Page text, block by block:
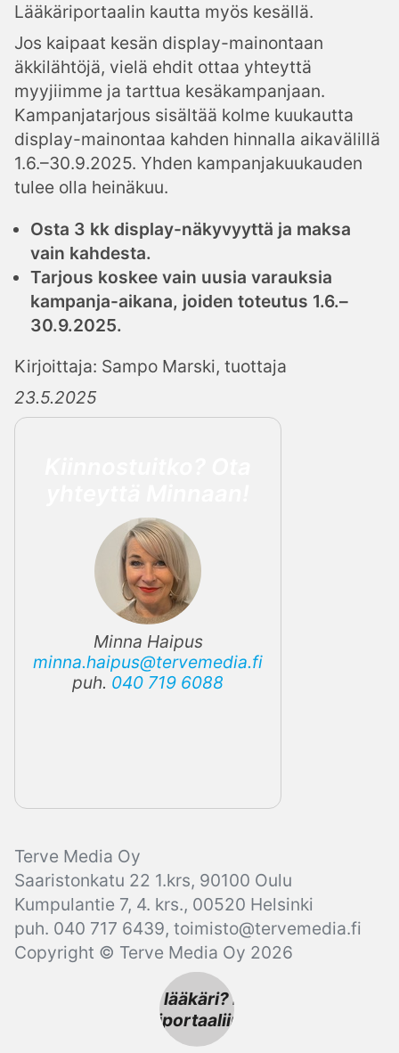
Lääkäriportaalin kautta myös kesällä.
Jos kaipaat kesän display-mainontaan
äkkilähtöjä, vielä ehdit ottaa yhteyttä
myyjiimme ja tarttua kesäkampanjaan.
Kampanjatarjous sisältää kolme kuukautta
display-mainontaa kahden hinnalla aikavälillä
1.6.–30.9.2025. Yhden kampanjakuukauden
tulee olla heinäkuu.
Osta 3 kk display-näkyvyyttä ja maksa
vain kahdesta.
Tarjous koskee vain uusia varauksia
kampanja-aikana, joiden toteutus 1.6.–
30.9.2025.
Kirjoittaja: Sampo Marski, tuottaja
23.5.2025
Minna Haipus
minna.haipus@tervemedia.fi
puh. 040 719 6088
Terve Media Oy
Saaristonkatu 22 1.krs, 90100 Oulu
Kumpulantie 7, 4. krs., 00520 Helsinki
puh. 040 717 6439, toimisto@tervemedia.fi
Copyright © Terve Media Oy 2026
Oletko lääkäri? Pääset
Lääkäriportaaliin tästä!